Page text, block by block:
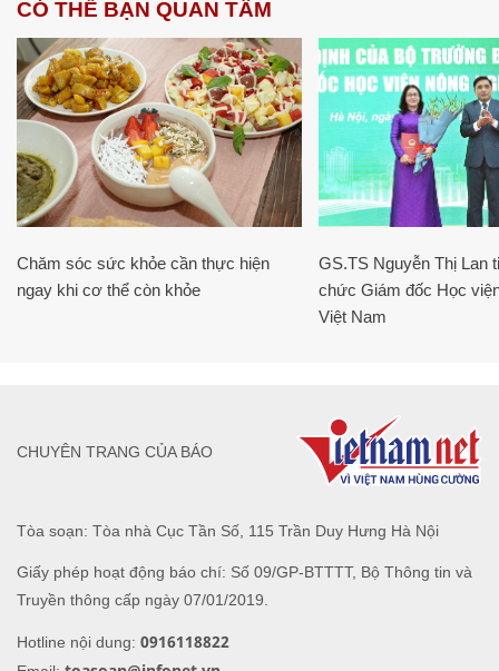
CÓ THỂ BẠN QUAN TÂM
Chăm sóc sức khỏe cần thực hiện
ngay khi cơ thể còn khỏe
GS.TS Nguyễn Thị Lan
chức Giám đốc Học
Việt Nam
Tòa soạn: Tòa nhà Cục Tần Số, 115 Trần Duy Hưng Hà Nội
Giấy phép hoạt động báo chí: Số 09/GP-BTTTT, Bộ Thông tin và
Truyền thông cấp ngày 07/01/2019.
Hotline nội dung: 0916118822
CHUYÊN TRANG CỦA BÁO